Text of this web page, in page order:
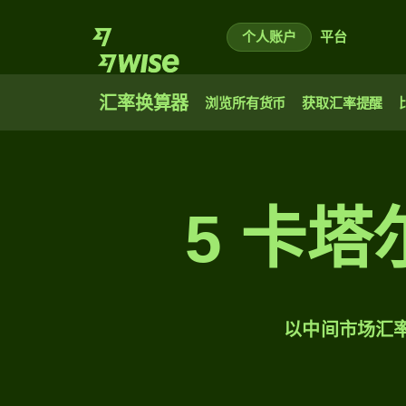
个人账户 平台
汇率换算器 浏览所有货币 获取汇率提醒
5 卡塔
以中间市场汇